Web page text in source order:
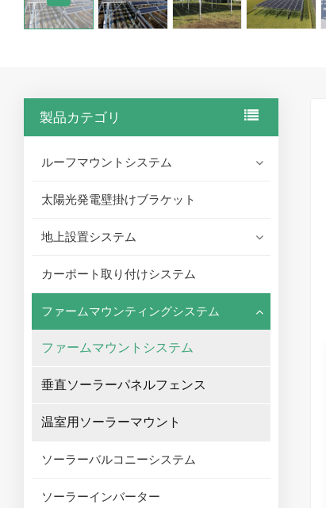
製品カテゴリ
ルーフマウントシステム
太陽光発電壁掛けブラケット
地上設置システム
カーポート取り付けシステム
ファームマウンティングシステム
ファームマウントシステム
垂直ソーラーパネルフェンス
温室用ソーラーマウント
ソーラーバルコニーシステム
ソーラーインバーター